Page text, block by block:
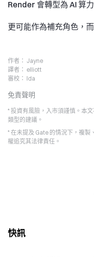
Render 會轉型為 AI 算
更可能作為補充角色，
作者： Jayne
譯者： elliott
審校： Ida
免責聲明
* 投資有風險，入市須謹慎。本
類型的建議。
* 在未提及 Gate 的情況下，複
權追究其法律責任。
快訊